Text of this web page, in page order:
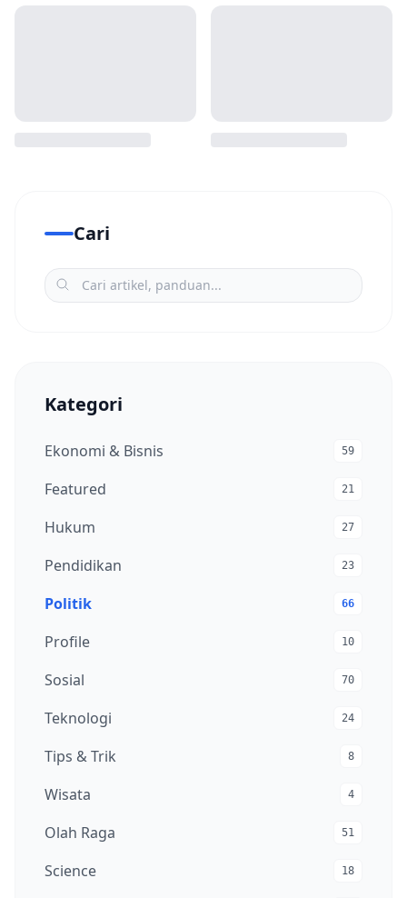
Cari
Kategori
Ekonomi & Bisnis 59
Featured 21
Hukum 27
Pendidikan 23
Politik 66
Profile 10
Sosial 70
Teknologi 24
Tips & Trik 8
Wisata 4
Olah Raga 51
Science 18